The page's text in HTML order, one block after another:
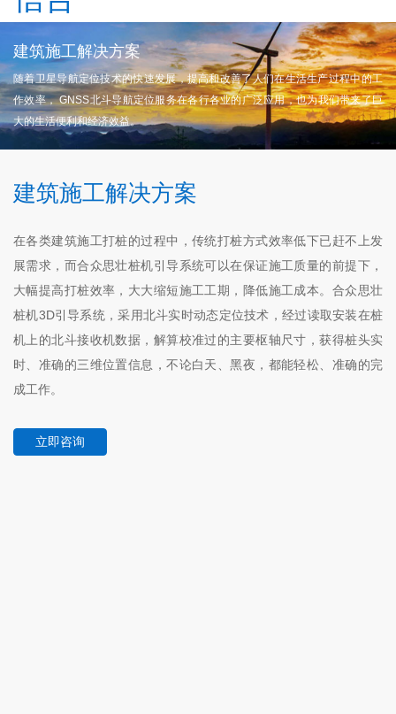
建筑施工解决方案
随着卫星导航定位技术的快速发展，提高和改善了人们在生活生产过程中的工
作效率， GNSS北斗导航定位服务在各行各业的广泛应用，也为我们带来了巨
大的生活便利和经济效益。
建筑施工解决方案
在各类建筑施工打桩的过程中，传统打桩方式效率低下已赶不上发
展需求，而合众思壮桩机引导系统可以在保证施工质量的前提下，
大幅提高打桩效率，大大缩短施工工期，降低施工成本。合众思壮
桩机3D引导系统，采用北斗实时动态定位技术，经过读取安装在桩
机上的北斗接收机数据，解算校准过的主要枢轴尺寸，获得桩头实
时、准确的三维位置信息，不论白天、黑夜，都能轻松、准确的完
成工作。
立即咨询